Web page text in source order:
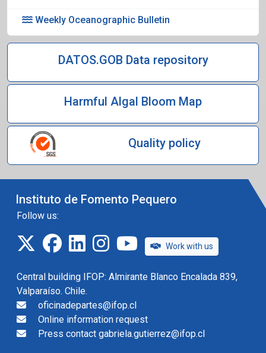
Weekly Oceanographic Bulletin
DATOS.GOB Data repository
Harmful Algal Bloom Map
Quality policy
Instituto de Fomento Pequero
Follow us:
twitterfacebook
linkedininstagramIFOP TV
Work with us
Central building IFOP: Almirante Blanco Encalada 839,
Valparaíso. Chile.
oficinadepartes@ifop.cl
Online information request
Press contact gabriela.gutierrez@ifop.cl